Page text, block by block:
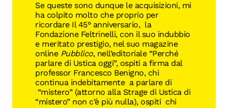
Se queste sono dunque le acquisizioni, mi
ha colpito molto che proprio per
ricordare Il 45° anniversario, la
Fondazione Feltrinelli, con il suo indubbio
e meritato prestigio, nel suo magazine
online Pubblico, nell’editoriale “Perché
parlare di Ustica oggi”, ospiti a firma dal
professor Francesco Benigno, chi
continua indebitamente a parlare di
“mistero” (attorno alla Strage di Ustica di
“mistero” non c’è più nulla), ospiti chi